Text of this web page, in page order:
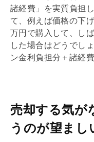
諸経費」を実質負担
て、例えば価格の下
万円で購入して、し
した場合はどうでし
ン金利負担分＋諸経
売却する気が
うのが望まし